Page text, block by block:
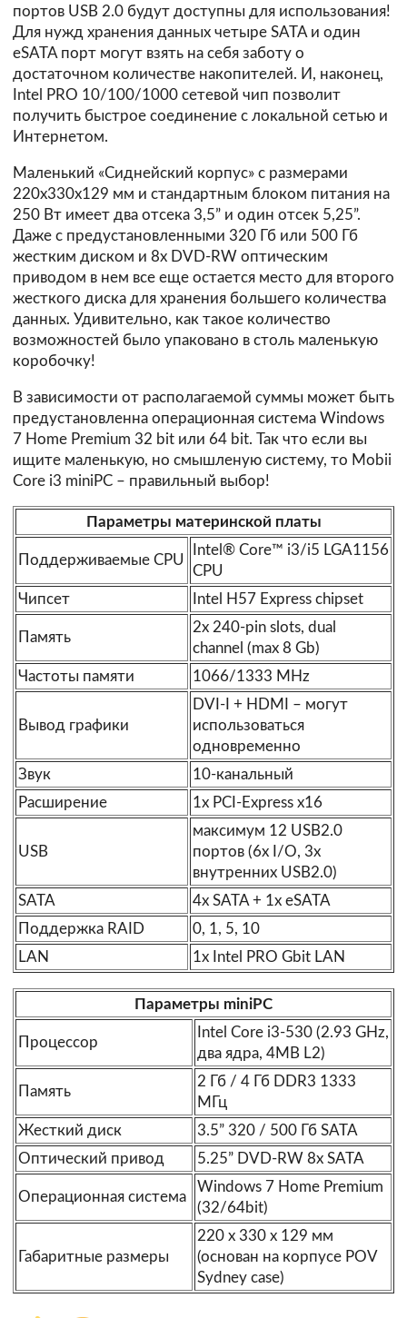
портов USB 2.0 будут доступны для использования!
Для нужд хранения данных четыре SATA и один
eSATA порт могут взять на себя заботу о
достаточном количестве накопителей. И, наконец,
Intel PRO 10/100/1000 сетевой чип позволит
получить быстрое соединение с локальной сетью и
Интернетом.
Маленький «Сиднейский корпус» с размерами
220х330х129 мм и стандартным блоком питания на
250 Вт имеет два отсека 3,5” и один отсек 5,25”.
Даже с предустановленными 320 Гб или 500 Гб
жестким диском и 8х DVD-RW оптическим
приводом в нем все еще остается место для второго
жесткого диска для хранения большего количества
данных. Удивительно, как такое количество
возможностей было упаковано в столь маленькую
коробочку!
В зависимости от располагаемой суммы может быть
предустановленна операционная система Windows
7 Home Premium 32 bit или 64 bit. Так что если вы
ищите маленькую, но смышленую систему, то Mobii
Core i3 miniPC – правильный выбор!
Параметры материнской платы
Поддерживаемые CPU
Intel® Core™ i3/i5 LGA1156
CPU
Чипсет
Intel H57 Express chipset
Память
2x 240-pin slots, dual
channel (max 8 Gb)
Частоты памяти
1066/1333 MHz
Вывод графики
DVI-I + HDMI – могут
использоваться
одновременно
Звук
10-канальный
Расширение
1x PCI-Express x16
USB
максимум 12 USB2.0
портов (6x I/O, 3x
внутренних USB2.0)
SATA
4x SATA + 1x eSATA
Поддержка RAID
0, 1, 5, 10
LAN
1x Intel PRO Gbit LAN
Параметры miniPC
Процессор
Intel Core i3-530 (2.93 GHz,
два ядра, 4MB L2)
Память
2 Гб / 4 Гб DDR3 1333
МГц
Жесткий диск
3.5” 320 / 500 Гб SATA
Оптический привод
5.25” DVD-RW 8x SATA
Операционная система
Windows 7 Home Premium
(32/64bit)
Габаритные размеры
220 x 330 x 129 мм
(основан на корпусе POV
Sydney case)